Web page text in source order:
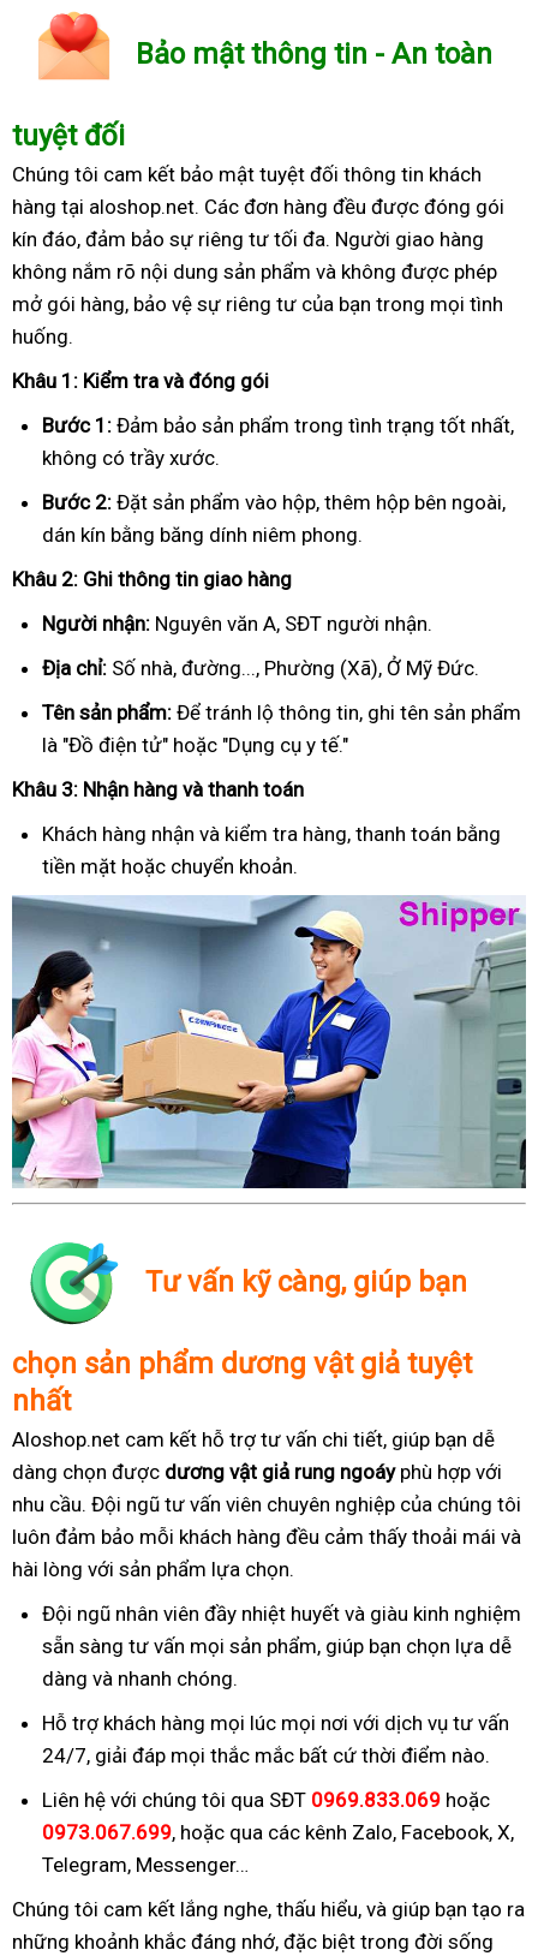
Bảo mật thông tin - An toàn
tuyệt đối
Chúng tôi cam kết bảo mật tuyệt đối thông tin khách
hàng tại aloshop.net. Các đơn hàng đều được đóng gói
kín đáo, đảm bảo sự riêng tư tối đa. Người giao hàng
không nắm rõ nội dung sản phẩm và không được phép
mở gói hàng, bảo vệ sự riêng tư của bạn trong mọi tình
huống.
Khâu 1: Kiểm tra và đóng gói
Bước 1: Đảm bảo sản phẩm trong tình trạng tốt nhất,
không có trầy xước.
Bước 2: Đặt sản phẩm vào hộp, thêm hộp bên ngoài,
dán kín bằng băng dính niêm phong.
Khâu 2: Ghi thông tin giao hàng
Người nhận: Nguyên văn A, SĐT người nhận.
Địa chỉ: Số nhà, đường..., Phường (Xã), Ở Mỹ Đức.
Tên sản phẩm: Để tránh lộ thông tin, ghi tên sản phẩm
là "Đồ điện tử" hoặc "Dụng cụ y tế."
Khâu 3: Nhận hàng và thanh toán
Khách hàng nhận và kiểm tra hàng, thanh toán bằng
tiền mặt hoặc chuyển khoản.
Tư vấn kỹ càng, giúp bạn
chọn sản phẩm dương vật giả tuyệt
nhất
Aloshop.net cam kết hỗ trợ tư vấn chi tiết, giúp bạn dễ
dàng chọn được dương vật giả rung ngoáyphù hợp với
nhu cầu. Đội ngũ tư vấn viên chuyên nghiệp của chúng tôi
luôn đảm bảo mỗi khách hàng đều cảm thấy thoải mái và
hài lòng với sản phẩm lựa chọn.
Đội ngũ nhân viên đầy nhiệt huyết và giàu kinh nghiệm
sẵn sàng tư vấn mọi sản phẩm, giúp bạn chọn lựa dễ
dàng và nhanh chóng.
Hỗ trợ khách hàng mọi lúc mọi nơi với dịch vụ tư vấn
24/7, giải đáp mọi thắc mắc bất cứ thời điểm nào.
Liên hệ với chúng tôi qua SĐT 0969.833.069 hoặc
0973.067.699, hoặc qua các kênh Zalo, Facebook, X,
Telegram, Messenger…
Chúng tôi cam kết lắng nghe, thấu hiểu, và giúp bạn tạo ra
những khoảnh khắc đáng nhớ, đặc biệt trong đời sống